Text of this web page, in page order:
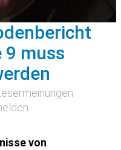
9 muss
von